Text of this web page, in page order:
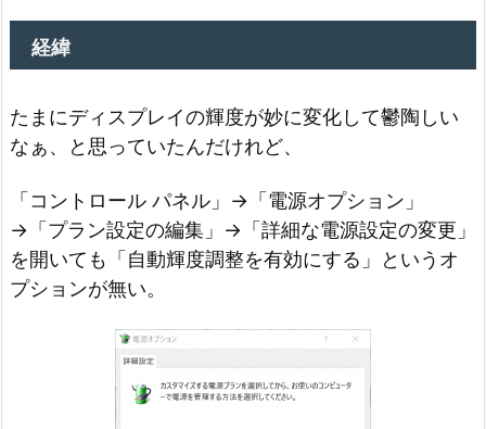
経緯
たまにディスプレイの輝度が妙に変化して鬱陶しい
なぁ、と思っていたんだけれど、
「コントロール パネル」→「電源オプション」
→「プラン設定の編集」→「詳細な電源設定の変更」
を開いても「自動輝度調整を有効にする」というオ
プションが無い。